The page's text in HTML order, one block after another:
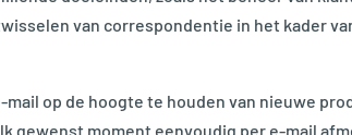
van correspondentie in het kader
op de hoogte te houden van nieuwe
gewenst moment eenvoudig per e-mail